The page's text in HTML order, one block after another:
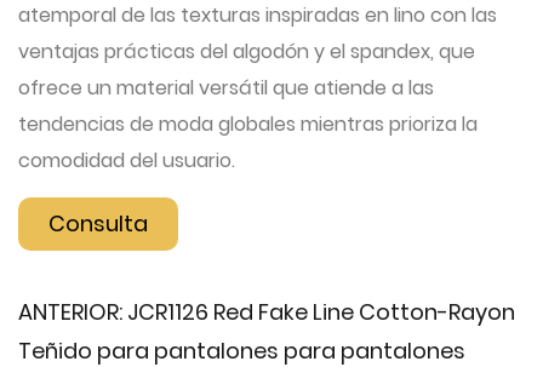
atemporal de las texturas inspiradas en lino con las
ventajas prácticas del algodón y el spandex, que
ofrece un material versátil que atiende a las
tendencias de moda globales mientras prioriza la
comodidad del usuario.
Consulta
ANTERIOR: JCR1126 Red Fake Line Cotton-Rayon
Teñido para pantalones para pantalones